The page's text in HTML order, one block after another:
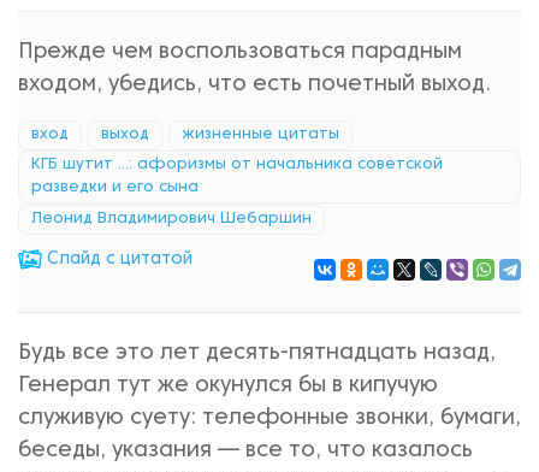
Прежде чем воспользоваться парадным
входом, убедись, что есть почетный выход.
вход выход жизненные цитаты
КГБ шутит ...: афоризмы от начальника советской
разведки и его сына
Леонид Владимирович Шебаршин
Cлайд с цитатой
Будь все это лет десять-пятнадцать назад,
Генерал тут же окунулся бы в кипучую
служивую суету: телефонные звонки, бумаги,
беседы, указания — все то, что казалось